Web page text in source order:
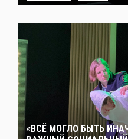
«ВСЁ МОГЛО БЫТЬ